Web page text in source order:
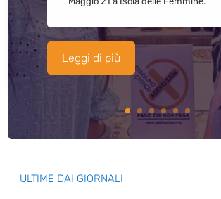
Leggi di più
ULTIME DAI GIORNALI